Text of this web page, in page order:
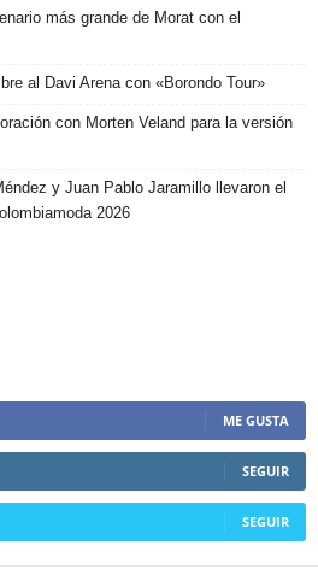
más grande de Morat con el
al Davi Arena con «Borondo Tour»
con Morten Veland para la versión
y Juan Pablo Jaramillo llevaron el
2026
ME GUSTA
SEGUIR
SEGUIR